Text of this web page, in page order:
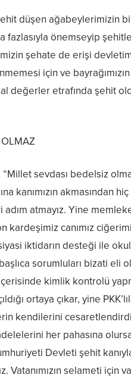
düşen ağabeylerimizin
fazlasıyla önemseyip
şehate de erişi
için ve
değerler etrafında şehit
“Millet sevdası bedelsiz
kanımızın akmasından
adım atmayız. Yine
canımız
iktidarın desteği ile
sorumluları bizati eli
içerisinde kimlik kontrolü
ortaya çıkar, yine
kendilerini
her pahasına
Devleti şehit
selameti için